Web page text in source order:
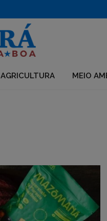
AGRICULTURA MEIO